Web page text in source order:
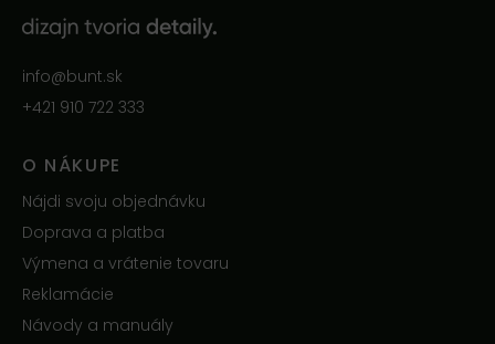
info@bunt.sk
+421 910 722 333
O NÁKUPE
Nájdi svoju objednávku
Doprava a platba
Výmena a vrátenie tovaru
Reklamácie
Návody a manuály